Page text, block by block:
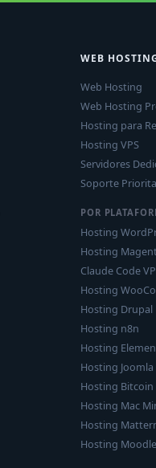
WEB
Web Hosting
Web Hosting
Hosting para
Hosting VPS
Servidores
Soporte
POR
Hosting
Hosting
Claude Code
Hosting
Hosting Drupal
Hosting n8n
Hosting
Hosting Joomla
Hosting Bitcoin
Hosting Mac
Hosting
Hosting Moodle